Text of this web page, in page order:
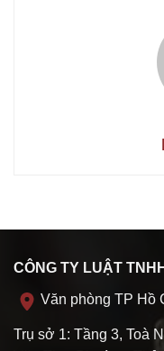
CÔNG TY LUẬT
Văn phòng TP Hồ
Trụ sở 1: Tầng 3, Toà